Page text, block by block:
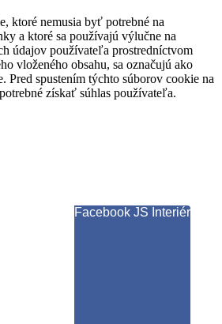
ktoré nemusia byť potrebné na
a ktoré sa používajú výlučne na
údajov používateľa prostredníctvom
vloženého obsahu, sa označujú ako
Pred spustením týchto súborov cookie na
získať súhlas používateľa.
Facebook JS Interiér